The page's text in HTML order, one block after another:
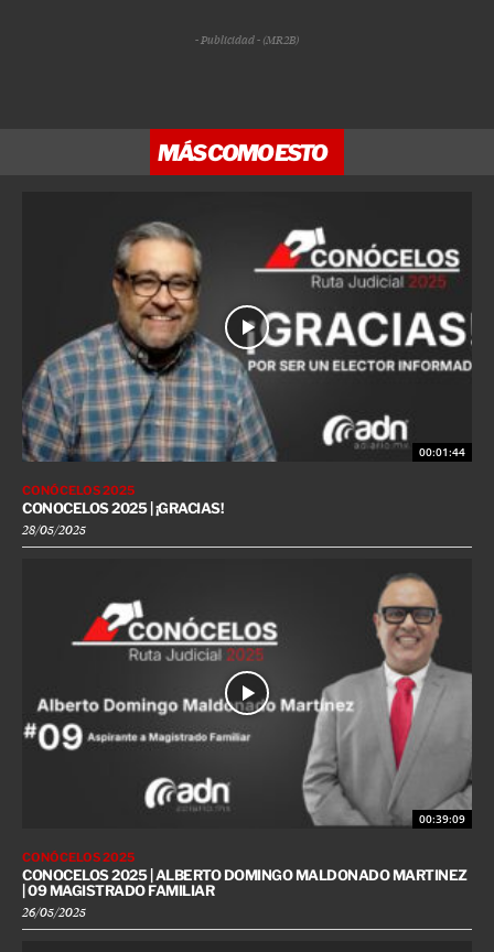
- Publicidad - (MR2B)
MÁS COMO ESTO
00:01:44
CONÓCELOS 2025
CONOCELOS 2025 | ¡GRACIAS!
28/05/2025
00:39:09
CONÓCELOS 2025
CONOCELOS 2025 | ALBERTO DOMINGO MALDONADO MARTINEZ
| 09 MAGISTRADO FAMILIAR
26/05/2025